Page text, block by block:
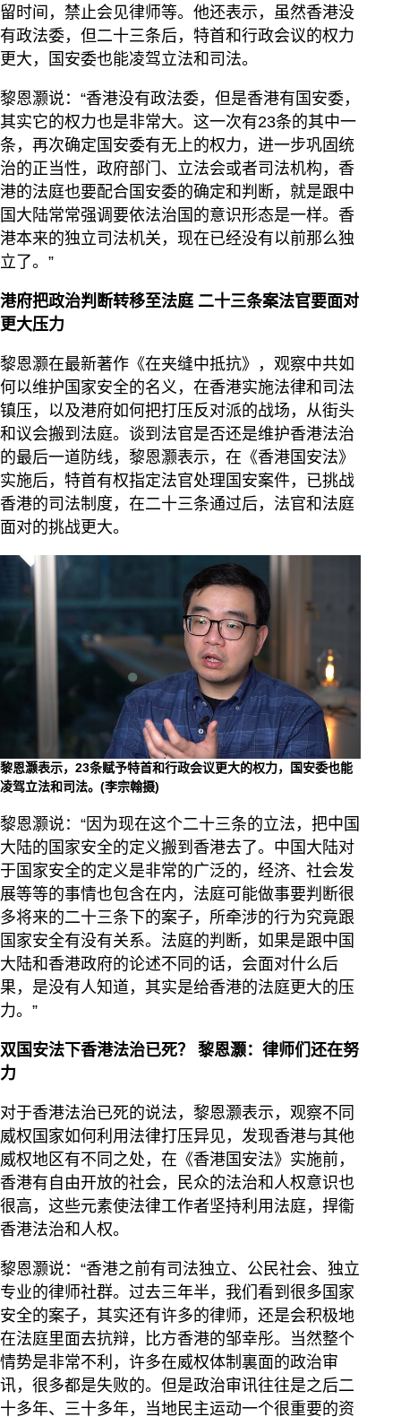
留时间，禁止会见律师等。他还表示，虽然香港没
有政法委，但二十三条后，特首和行政会议的权力
更大，国安委也能凌驾立法和司法。
黎恩灏说：“香港没有政法委，但是香港有国安委，
其实它的权力也是非常大。这一次有23条的其中一
条，再次确定国安委有无上的权力，进一步巩固统
治的正当性，政府部门、立法会或者司法机构，香
港的法庭也要配合国安委的确定和判断，就是跟中
国大陆常常强调要依法治国的意识形态是一样。香
港本来的独立司法机关，现在已经没有以前那么独
立了。”
港府把政治判断转移至法庭 二十三条案法官要面对
更大压力
黎恩灏在最新著作《在夹缝中抵抗》，观察中共如
何以维护国家安全的名义，在香港实施法律和司法
镇压，以及港府如何把打压反对派的战场，从街头
和议会搬到法庭。谈到法官是否还是维护香港法治
的最后一道防线，黎恩灏表示，在《香港国安法》
实施后，特首有权指定法官处理国安案件，已挑战
香港的司法制度，在二十三条通过后，法官和法庭
面对的挑战更大。
黎恩灏表示，23条赋予特首和行政会议更大的权力，国安委也能
凌驾立法和司法。(李宗翰摄)
黎恩灏说：“因为现在这个二十三条的立法，把中国
大陆的国家安全的定义搬到香港去了。中国大陆对
于国家安全的定义是非常的广泛的，经济、社会发
展等等的事情也包含在内，法庭可能做事要判断很
多将来的二十三条下的案子，所牵涉的行为究竟跟
国家安全有没有关系。法庭的判断，如果是跟中国
大陆和香港政府的论述不同的话，会面对什么后
果，是没有人知道，其实是给香港的法庭更大的压
力。”
双国安法下香港法治已死？ 黎恩灏：律师们还在努
力
对于香港法治已死的说法，黎恩灏表示，观察不同
威权国家如何利用法律打压异见，发现香港与其他
威权地区有不同之处，在《香港国安法》实施前，
香港有自由开放的社会，民众的法治和人权意识也
很高，这些元素使法律工作者坚持利用法庭，捍衞
香港法治和人权。
黎恩灏说：“香港之前有司法独立、公民社会、独立
专业的律师社群。过去三年半，我们看到很多国家
安全的案子，其实还有许多的律师，还是会积极地
在法庭里面去抗辩，比方香港的邹幸彤。当然整个
情势是非常不利，许多在威权体制裏面的政治审
讯，很多都是失败的。但是政治审讯往往是之后二
十多年、三十多年，当地民主运动一个很重要的资